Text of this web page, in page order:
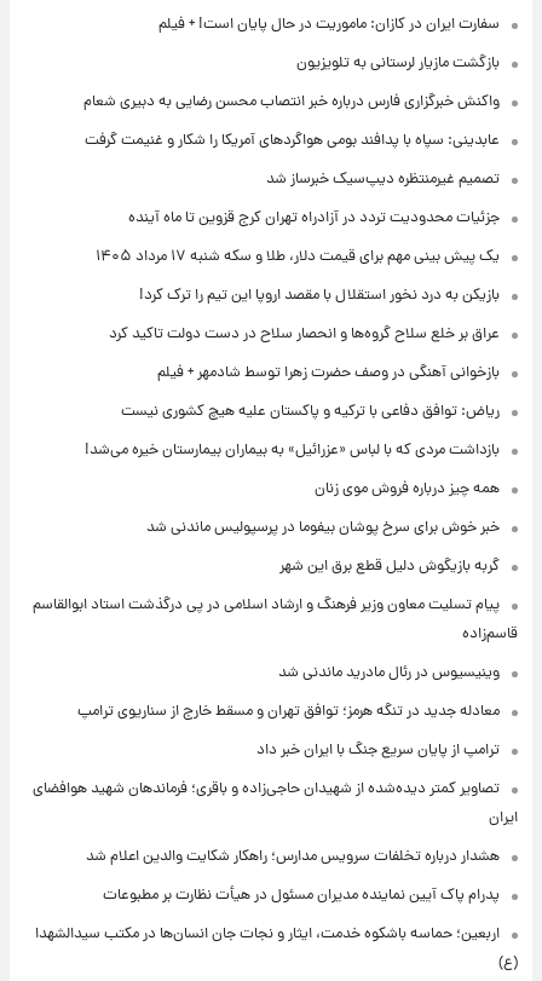
سفارت ایران در کازان: ماموریت در حال پایان است! + فیلم
بازگشت مازیار لرستانی به تلویزیون
واکنش خبرگزاری فارس درباره خبر انتصاب محسن رضایی به دبیری شعام
عابدینی: سپاه با پدافند بومی هواگردهای آمریکا را شکار و غنیمت گرفت
تصمیم غیرمنتظره دیپ‌سیک خبرساز شد
جزئیات محدودیت تردد در آزادراه تهران کرج قزوین تا ماه آینده
یک پیش ‌بینی مهم برای قیمت دلار، طلا و سکه شنبه ۱۷ مرداد ۱۴۰۵
بازیکن به درد نخور استقلال با مقصد اروپا این تیم را ترک کرد!
عراق بر خلع سلاح گروه‌ها و انحصار سلاح در دست دولت تاکید کرد
بازخوانی آهنگی در وصف حضرت زهرا توسط شادمهر + فیلم
ریاض: توافق دفاعی با ترکیه و پاکستان علیه هیچ کشوری نیست
بازداشت مردی که با لباس «عزرائیل» به بیماران بیمارستان خیره می‌شد!
همه چیز درباره فروش موی زنان
خبر خوش برای سرخ پوشان بیفوما در پرسپولیس ماندنی شد
گربه بازیگوش دلیل قطع برق این شهر
پیام تسلیت معاون وزیر فرهنگ و ارشاد اسلامی در پی درگذشت استاد ابوالقاسم
قاسم‌زاده
وینیسیوس در رئال مادرید ماندنی شد
معادله جدید در تنگه هرمز؛ توافق تهران و مسقط خارج از سناریوی ترامپ
ترامپ از پایان سریع جنگ با ایران خبر داد
تصاویر کمتر دیده‌شده از شهیدان حاجی‌زاده و باقری؛ فرماندهان شهید هوافضای
ایران
هشدار درباره تخلفات سرویس مدارس؛ راهکار شکایت والدین اعلام شد
پدرام پاک آیین نماینده مدیران مسئول در هیأت نظارت بر مطبوعات
اربعین؛ حماسه باشکوه خدمت، ایثار و نجات جان انسان‌ها در مکتب سیدالشهدا
(ع)